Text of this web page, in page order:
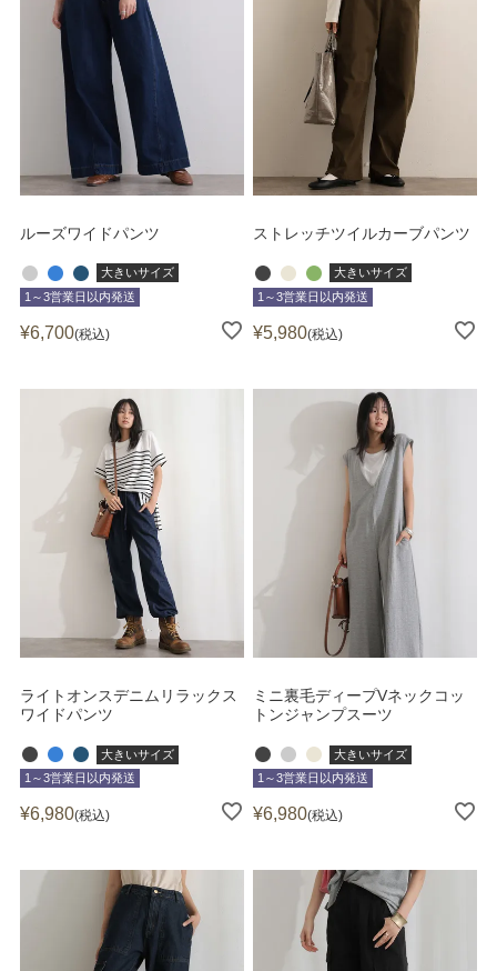
ルーズワイドパンツ
大きいサイズ
1～3営業日以内発送
¥6,700 税込
ストレッチツイルカーブパンツ
大きいサイズ
1～3営業日以内発送
¥5,980 税込
ライトオンスデニムリラックス
ワイドパンツ
大きいサイズ
1～3営業日以内発送
¥6,980 税込
ミニ裏毛ディープVネックコッ
トンジャンプスーツ
大きいサイズ
1～3営業日以内発送
¥6,980 税込